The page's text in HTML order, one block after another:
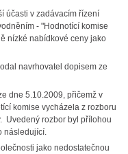
účasti v zadávacím řízení
- "Hodnotící komise
nízké nabídkové ceny jako
navrhovatel dopisem ze
dne 5.10.2009, přičemž v
komise vycházela z rozboru
Uvedený rozbor byl přílohou
následující.
jako nedostatečnou